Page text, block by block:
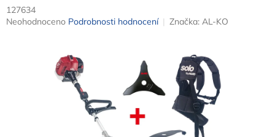
127634
Průměrné
Neohodnoceno Podrobnosti hodnocení Značka: AL-KO